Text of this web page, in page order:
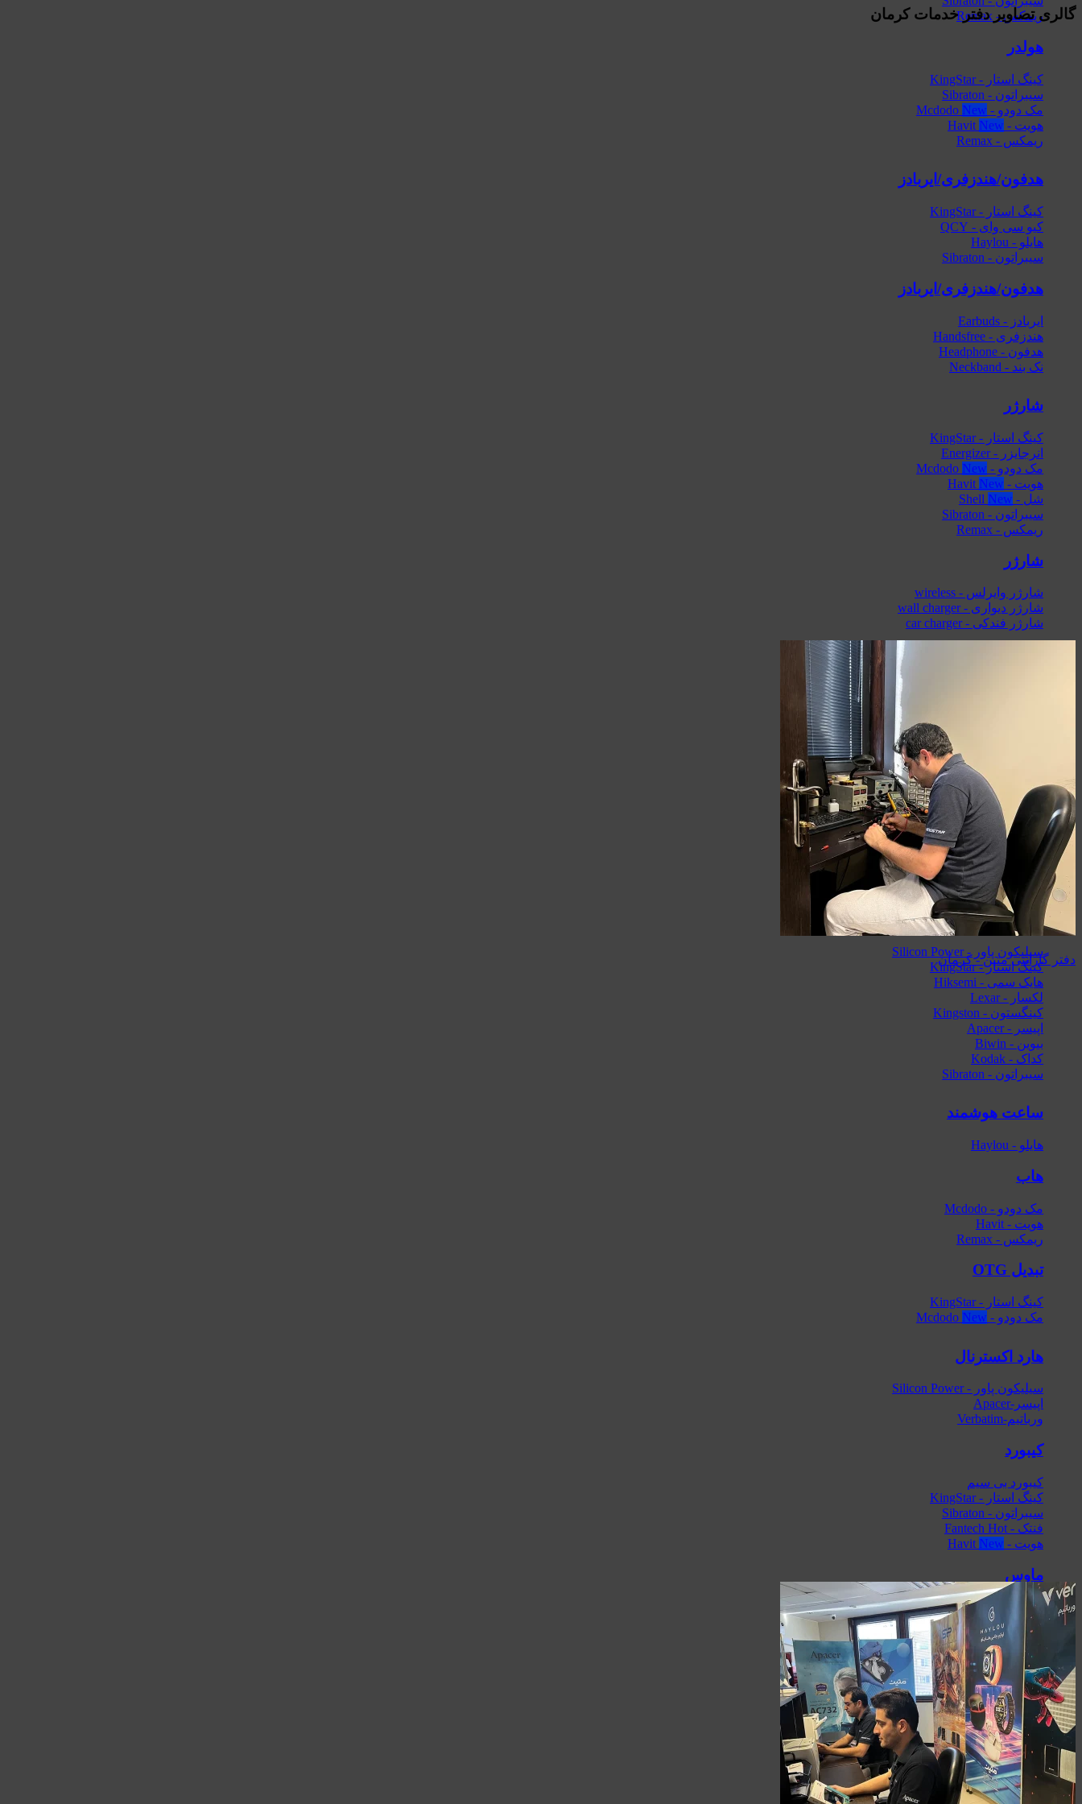
ریمکس - Remax
هولدر
کینگ استار - KingStar
سیبراتون - Sibraton
مک دودو - Mcdodo
هویت - Havit
ریمکس - Remax
هدفون/هندزفری/ایربادز
کینگ استار - KingStar
کیو سی وای - QCY
هایلو - Haylou
سیبراتون - Sibraton
هدفون/هندزفری/ایربادز
ایربادز - Earbuds
هندزفری - Handsfree
هدفون - Headphone
نک بند - Neckband
شارژر
کینگ استار - KingStar
انرجایزر - Energizer
مک دودو - Mcdodo
هویت - Havit
شل - Shell
سیبراتون - Sibraton
ریمکس - Remax
شارژر
شارژر وایرلس - wireless
شارژر دیواری - wall charger
شارژر فندکی - car charger
کابل
کابل تایپ سی - Type-C
کابل آیفون - Lightning
کابل Micro-USB
کابل HDMI
کابل AUX
کارت حافظه
سیلیکون پاور - Silicon Power
کینگ استار - KingStar
هایک‌ سمی - Hiksemi
لکسار - Lexar
کینگستون - Kingston
اپیسر - Apacer
بیوین - Biwin
کداک - Kodak
سیبراتون - Sibraton
ساعت هوشمند
هایلو - Haylou
هاب
مک دودو - Mcdodo
هویت - Havit
ریمکس - Remax
تبدیل OTG
کینگ استار - KingStar
مک دودو - Mcdodo
هارد اکسترنال
سیلیکون پاور - Silicon Power
اپیسر-Apacer
ورباتیم-Verbatim
کیبورد
کیبورد بی سیم
کینگ استار - KingStar
سیبراتون - Sibraton
فنتک - Fantech
هویت - Havit
ماوس
ماوس بی سیم
کینگ استار - KingStar
سیبراتون - Sibraton
فنتک - Fantech
هویت - Havit
حافظه پر سرعت SSD
اپیسر - Apacer
ایسر - Acer
سیلیکون پاور - Silicon Power
سن دیسک - SanDisk
ورباتیم - Verbatim
گالری تصاویر دفتر خدمات کرمان
دفتر گارانتی متین - کرمان